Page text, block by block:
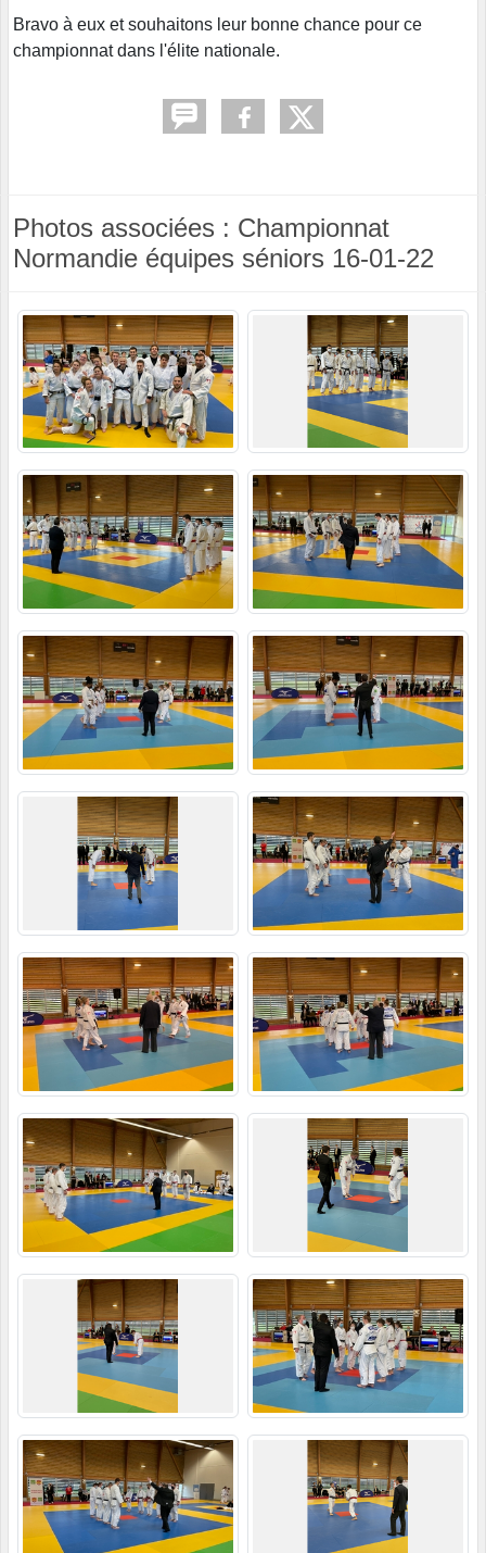
Bravo à eux et souhaitons leur bonne chance pour ce
championnat dans l'élite nationale.
Photos associées : Championnat
Normandie équipes séniors 16-01-22